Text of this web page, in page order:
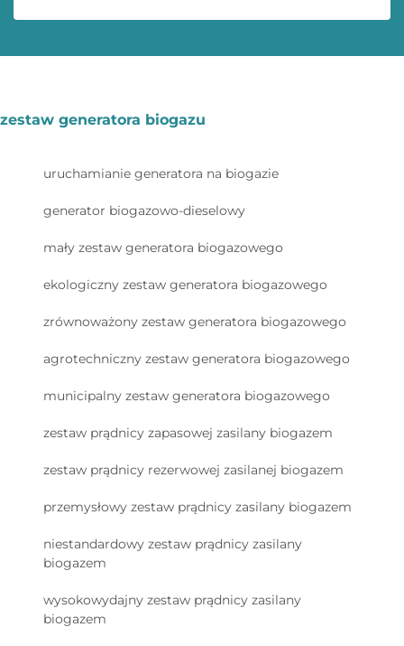
zestaw generatora biogazu
uruchamianie generatora na biogazie
generator biogazowo-dieselowy
mały zestaw generatora biogazowego
ekologiczny zestaw generatora biogazowego
zrównoważony zestaw generatora biogazowego
agrotechniczny zestaw generatora biogazowego
municipalny zestaw generatora biogazowego
zestaw prądnicy zapasowej zasilany biogazem
zestaw prądnicy rezerwowej zasilanej biogazem
przemysłowy zestaw prądnicy zasilany biogazem
niestandardowy zestaw prądnicy zasilany
biogazem
wysokowydajny zestaw prądnicy zasilany
biogazem